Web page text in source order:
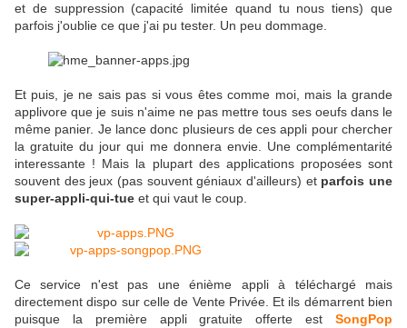
et de suppression (capacité limitée quand tu nous tiens) que
parfois j'oublie ce que j'ai pu tester. Un peu dommage.
Et puis, je ne sais pas si vous êtes comme moi, mais la grande
applivore que je suis n'aime ne pas mettre tous ses oeufs dans le
même panier. Je lance donc plusieurs de ces appli pour chercher
la gratuite du jour qui me donnera envie. Une complémentarité
interessante ! Mais la plupart des applications proposées sont
souvent des jeux (pas souvent géniaux d'ailleurs) et parfois une
super-appli-qui-tue et qui vaut le coup.
Ce service n'est pas une énième appli à téléchargé mais
directement dispo sur celle de Vente Privée. Et ils démarrent bien
puisque la première appli gratuite offerte est SongPop